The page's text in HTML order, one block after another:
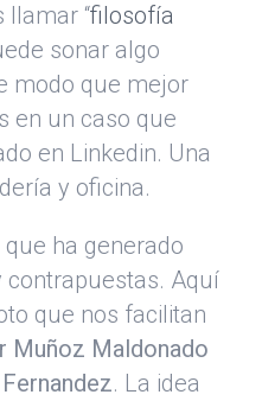
llamar “filosofía
sonar algo
modo que mejor
en un caso que
en Linkedin. Una
y oficina.
ha generado
contrapuestas. Aquí
que nos facilitan
Muñoz Maldonado
. La idea